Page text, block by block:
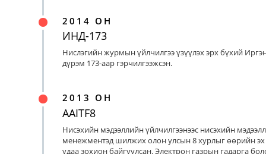
2014 ОН
ИНД-173
Нислэгийн журмын үйлчилгээ үзүүлэх эрх бүхий
дүрэм 173-аар гэрчилгээжсэн.
2013 ОН
AAITF8
Нисэхийн мэдээллийн үйлчилгээнээс нисэхийн
менежментэд шилжих олон улсын 8 хурлыг өөрийн
удаа зохион байгуулсан. Электрон газрын гадарга